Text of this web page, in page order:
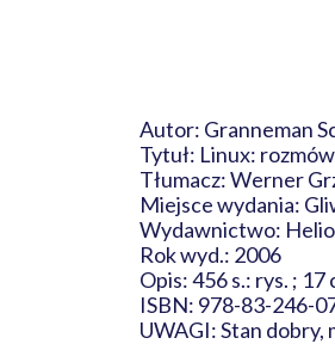
Autor: Granneman
Tytuł: Linux:
Tłumacz: Werner
Miejsce wydania:
Wydawnictwo:
Rok wyd.: 2006
Opis: 456 s.: rys. ; 17
ISBN: 978-83-246-
UWAGI: Stan dobry,